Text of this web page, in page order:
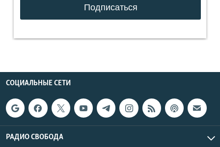
СОЦИАЛЬНЫЕ СЕТИ
РАДИО СВОБОДА